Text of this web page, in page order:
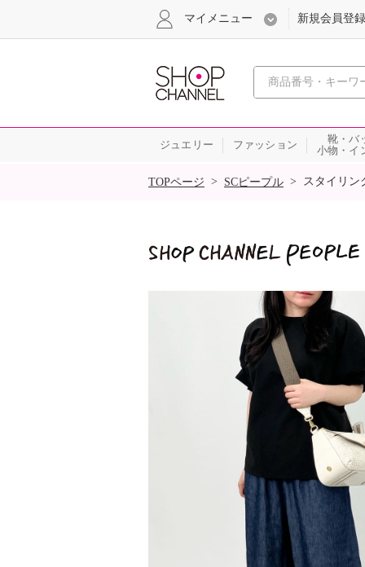
心おどる
マイメニュー 新規会員登録
ジュエリー ファッション
靴・バ
小物・イ
SALE
TOPページ > SCピープル > スタイリン